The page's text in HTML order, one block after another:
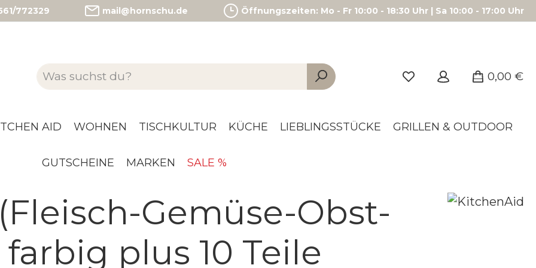
772329 mail@hornschu.de Öffnungszeiten: Mo - Fr 10:00 - 18:30 Uhr | Sa 10:00 - 17:00 Uhr
0,00 €
AID WOHNEN TISCHKULTUR KÜCHE LIEBLINGSSTÜCKE GRILLEN & OUTDOOR
GUTSCHEINE MARKEN SALE %
Gemüse-Obst-
farbig plus 10 Teile